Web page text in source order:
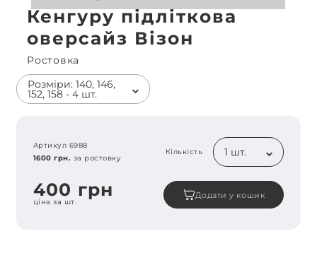
Кенгуру підліткова
оверсайз Візон
Ростовка
Розміри: 140, 146,
152, 158 - 4 шт.
Артикул 6988
1600 грн. за ростовку
Кількість 1 шт.
400 грн
ціна за шт.
Додати у кошик